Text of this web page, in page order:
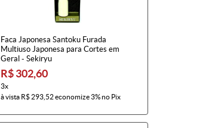
Faca Japonesa Santoku Furada
Multiuso Japonesa para Cortes em
Geral - Sekiryu
R$ 302,60
3x
à vista R$ 293,52economize3%no Pix